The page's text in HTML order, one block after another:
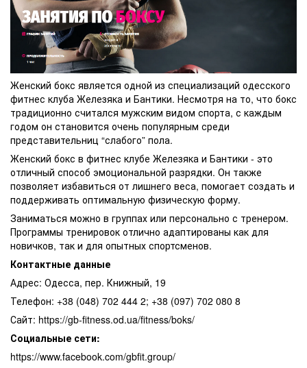
Женский бокс является одной из специализаций одесского
фитнес клуба Железяка и Бантики. Несмотря на то, что бокс
традиционно считался мужским видом спорта, с каждым
годом он становится очень популярным среди
представительниц “слабого” пола.
Женский бокс в фитнес клубе Железяка и Бантики - это
отличный способ эмоциональной разрядки. Он также
позволяет избавиться от лишнего веса, помогает создать и
поддерживать оптимальную физическую форму.
Заниматься можно в группах или персонально с тренером.
Программы тренировок отлично адаптированы как для
новичков, так и для опытных спортсменов.
Контактные данные
Адрес: Одесса, пер. Книжный, 19
Телефон: +38 (048) 702 444 2; +38 (097) 702 080 8
Сайт: https://gb-fitness.od.ua/fitness/boks/
Социальные сети:
https://www.facebook.com/gbfit.group/